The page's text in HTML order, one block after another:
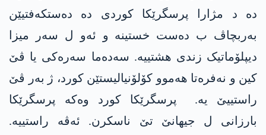
دە د مژارا پرسگرێکا کوردی دە دەستکەفتیێن
بەربچاڤ ب دەست خستینە و ئەو ل سەر میزا
دیپلۆماتیک زندی ھشتییە. سەدەما سەرەکی یا ڤێ
کین و نەفرەتا ھەموو کۆلۆنیالیستێن کورد، ژ بەر ڤێ
راستییێ یە. پرسگرێکا کورد وەکە پرسگرێکا
بارزانی ل جیھانێ تێ ناسکرن. ئەڤە راستییە.